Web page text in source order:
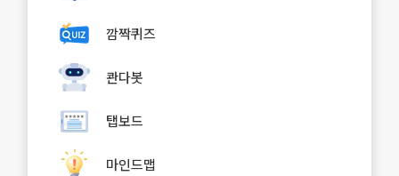
깜짝퀴즈
콴다봇
탭보드
마인드맵